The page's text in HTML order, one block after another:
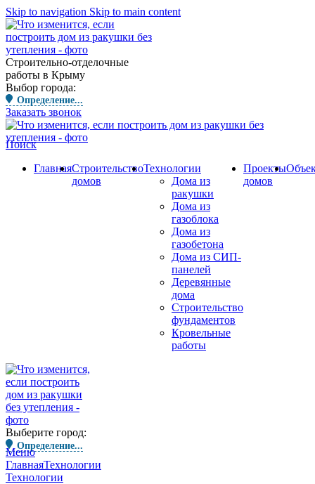
Skip to navigation Skip to main content
Строительно-отделочные
работы в Крыму
Выбор города:
Определение...
Заказать звонок
Поиск
ГлавнаяСтроительство
домов
Технологии
Дома из
ракушки
Дома из
газоблока
Дома из
газобетона
Дома из СИП-
панелей
Деревянные
дома
Строительство
фундаментов
Кровельные
работы
Проекты
домов
Выберите город:
Определение...
Меню
ГлавнаяТехнологии
Технологии